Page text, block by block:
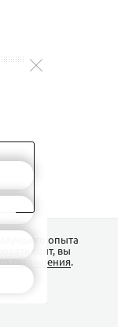
опыта
сайт, вы
соглашения.